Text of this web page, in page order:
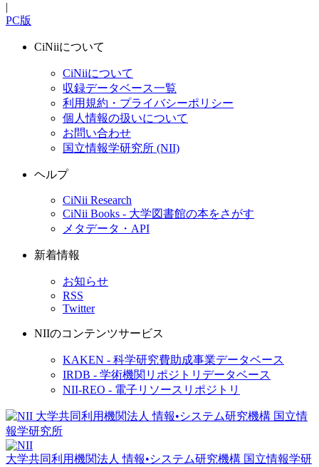
|
PC版
CiNiiについて
CiNiiについて
収録データベース一覧
利用規約・プライバシーポリシー
個人情報の扱いについて
お問い合わせ
国立情報学研究所 (NII)
ヘルプ
CiNii Research
CiNii Books - 大学図書館の本をさがす
メタデータ・API
新着情報
お知らせ
RSS
Twitter
NIIのコンテンツサービス
KAKEN - 科学研究費助成事業データベース
IRDB - 学術機関リポジトリデータベース
NII-REO - 電子リソースリポジトリ
大学共同利用機関法人 情報•システム研究機構 国立情報学研